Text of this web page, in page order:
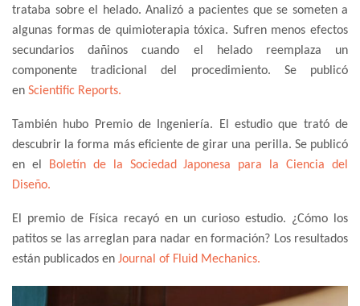
trataba sobre el helado. Analizó a pacientes que se someten a
algunas formas de quimioterapia tóxica. Sufren menos efectos
secundarios dañinos cuando el helado reemplaza un
componente tradicional del procedimiento. Se publicó
en Scientific Reports.
También hubo Premio de Ingeniería. El estudio que trató de
descubrir la forma más eficiente de girar una perilla. Se publicó
en el
Boletín de la Sociedad Japonesa para la Ciencia del
Diseño.
El premio de Física recayó en un curioso estudio. ¿Cómo los
patitos se las arreglan para nadar en formación? Los resultados
están publicados en Journal of Fluid Mechanics.